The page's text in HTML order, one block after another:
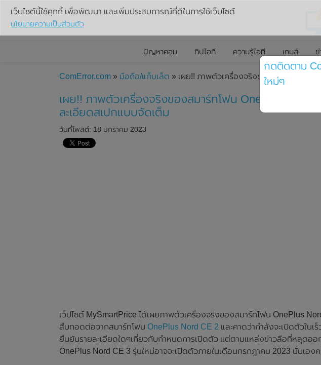
ปัญหาคอม ทิปไอที ความรู้ไอที เกมส์
ComError.com » มือถือ/แท็บเล็ต » เผย!! ภาพตัวเครื่องจริงของสมาร์ทโฟน
เผย!! ภาพตัวเครื่องจริงของสมาร์ทโฟน OnePlus Nord
ละเอียดสเปกแบบจัดเต็ม
วันที่โพสต์: 18 มกราคม 2023
เว็ปไซต์ MySmartPrice ได้เผยภาพตัวเครื่องจริงของสมาร์ทโฟน OnePlus
สืบทอดต่อจากสมาร์ทโฟน OnePlus Nord CE 2 และคาดว่ากำลังจะเปิดตัวใน
ยืนยันรายละเอียดใดๆเกี่ยวกับกำหนดการเปิดตัว แต่ตามแหล่งข่าวลือที่หลุดออ
OnePlus Nord CE 3 รุ่นใหม่อาจจะเปิดตัวภายในเดือนกรกฎาคม 2023 นั่นเอง
เว็บไซต์นี้ใช้คุกกี้ เพื่อพัฒนา และเพิ่มประสบการณ์ที่ดีในการใช้เว็บไซต์
นโยบายความเป็นส่วนตัว
กดติดตาม
ใหม่ๆ